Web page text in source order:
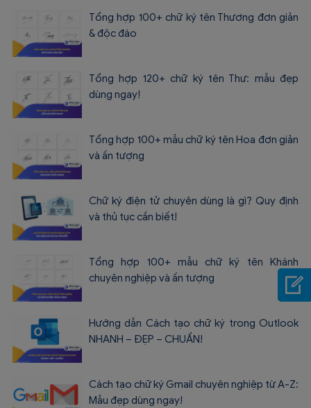
Tổng hợp 100+ chữ ký tên Thương đơn giản
& độc đáo
Tổng hợp 120+ chữ ký tên Thư: mẫu đẹp
dùng ngay!
Tổng hợp 100+ mẫu chữ ký tên Hoa đơn giản
và ấn tượng
Chữ ký điện tử chuyên dùng là gì? Quy định
và thủ tục cần biết!
Tổng hợp 100+ mẫu chữ ký tên Khánh
chuyên nghiệp và ấn tượng
Hướng dẫn Cách tạo chữ ký trong Outlook
NHANH – ĐẸP – CHUẨN!
Cách tạo chữ ký Gmail chuyên nghiệp từ A-Z:
Mẫu đẹp dùng ngay!